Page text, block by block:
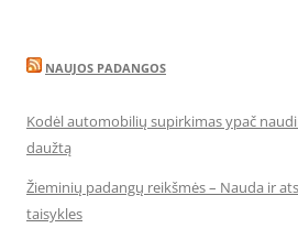
NAUJOS PADANGOS
Kodėl automobilių supirkimas ypač
daužtą
Žieminių padangų reikšmės – Nauda ir
taisykles